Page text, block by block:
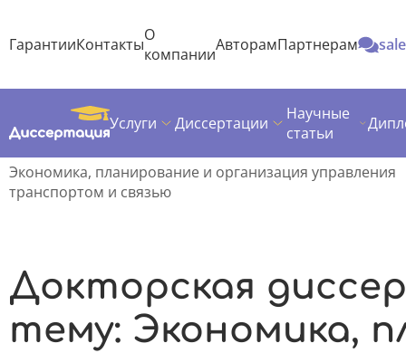
ГарантииКонтактыО
компанииАвторамПартнерам
Услуги Диссертации
Научные
статьи
ДиссертацияТемы докторских диссертаций
Экономика, планирование и организация управления
транспортом и связью
Докторская
тему: Экономика,